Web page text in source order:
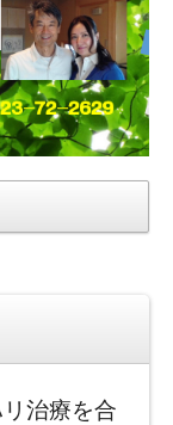
治療を合